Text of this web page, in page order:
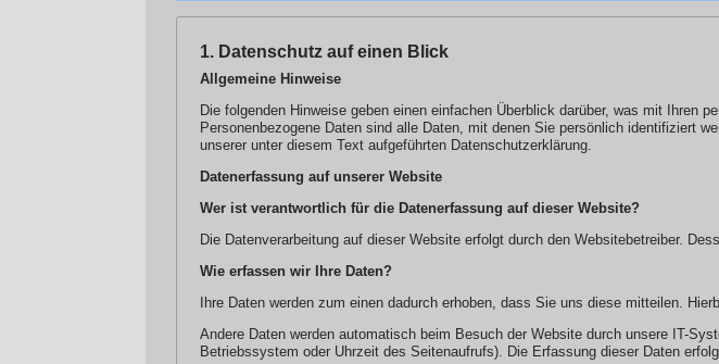
1. Datenschutz auf einen Blick
Allgemeine Hinweise
Die folgenden Hinweise geben einen einfachen Überblick darüber, was mit Ihren
Personenbezogene Daten sind alle Daten, mit denen Sie persönlich identifiziert
unserer unter diesem Text aufgeführten Datenschutzerklärung.
Datenerfassung auf unserer Website
Wer ist verantwortlich für die Datenerfassung auf dieser Website?
Die Datenverarbeitung auf dieser Website erfolgt durch den Websitebetreiber.
Wie erfassen wir Ihre Daten?
Ihre Daten werden zum einen dadurch erhoben, dass Sie uns diese mitteilen.
Andere Daten werden automatisch beim Besuch der Website durch unsere IT-
Betriebssystem oder Uhrzeit des Seitenaufrufs). Die Erfassung dieser Daten